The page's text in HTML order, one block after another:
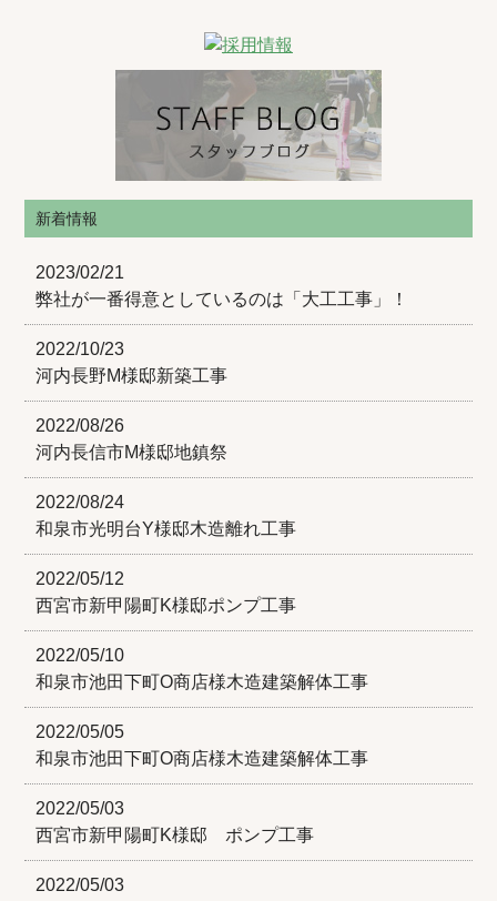
新着情報
2023/02/21
弊社が一番得意としているのは「大工工事」！
2022/10/23
河内長野M様邸新築工事
2022/08/26
河内長信市M様邸地鎮祭
2022/08/24
和泉市光明台Y様邸木造離れ工事
2022/05/12
西宮市新甲陽町K様邸ポンプ工事
2022/05/10
和泉市池田下町O商店様木造建築解体工事
2022/05/05
和泉市池田下町O商店様木造建築解体工事
2022/05/03
西宮市新甲陽町K様邸 ポンプ工事
2022/05/03